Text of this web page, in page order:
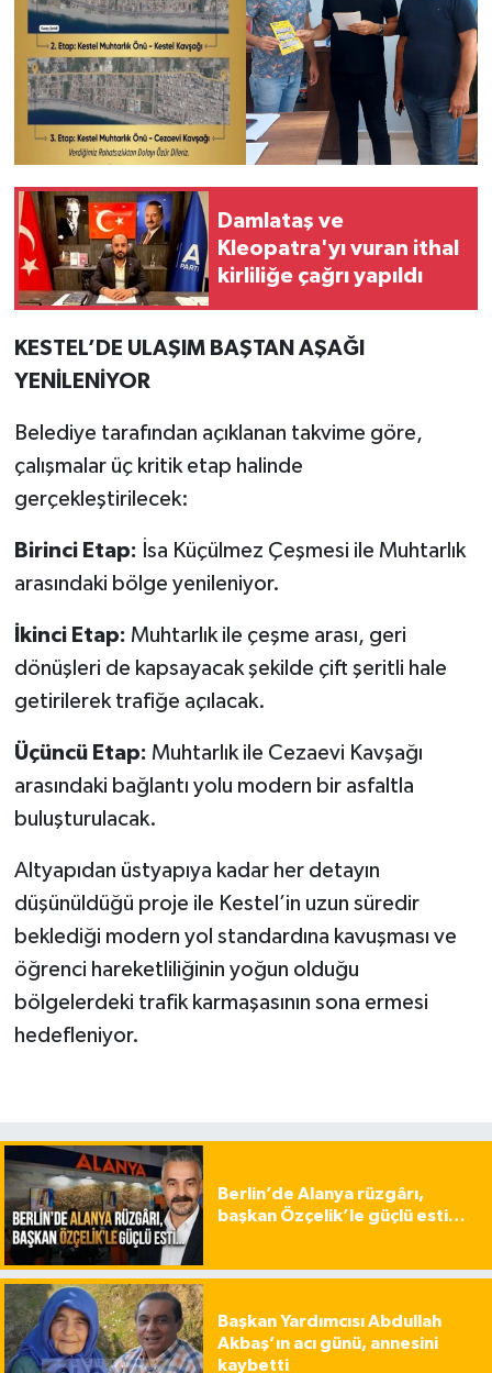
Damlataş ve
Kleopatra'yı vuran ithal
kirliliğe çağrı yapıldı
KESTEL’DE ULAŞIM BAŞTAN AŞAĞI
YENİLENİYOR
Belediye tarafından açıklanan takvime göre,
çalışmalar üç kritik etap halinde
gerçekleştirilecek:
Birinci Etap: İsa Küçülmez Çeşmesi ile Muhtarlık
arasındaki bölge yenileniyor.
İkinci Etap: Muhtarlık ile çeşme arası, geri
dönüşleri de kapsayacak şekilde çift şeritli hale
getirilerek trafiğe açılacak.
Üçüncü Etap: Muhtarlık ile Cezaevi Kavşağı
arasındaki bağlantı yolu modern bir asfaltla
buluşturulacak.
Altyapıdan üstyapıya kadar her detayın
düşünüldüğü proje ile Kestel’in uzun süredir
beklediği modern yol standardına kavuşması ve
öğrenci hareketliliğinin yoğun olduğu
bölgelerdeki trafik karmaşasının sona ermesi
hedefleniyor.
Berlin’de Alanya rüzgârı,
başkan Özçelik’le güçlü esti…
Başkan Yardımcısı Abdullah
Akbaş’ın acı günü, annesini
kaybetti